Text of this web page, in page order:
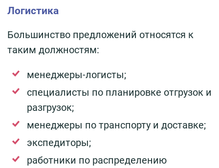
Логистика
Большинство предложений относятся к
таким должностям:
менеджеры-логисты;
специалисты по планировке отгрузок и
разгрузок;
менеджеры по транспорту и доставке;
экспедиторы;
работники по распределению